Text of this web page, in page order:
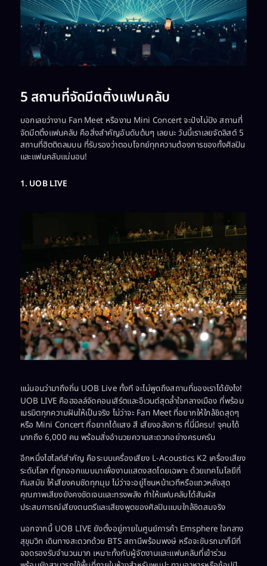
5 สถานที่จัดมีตติ้งแฟนคลับ
บอกเลยว่างาน Fan Meet หรืองาน Mini Concert จะปังไม่ปัง สถานที่
จัดมีตติ้งแฟนคลับ คือสิ่งสำคัญอันดับต้นๆ เลยนะ วันนี้เราเลยจัดลิสต์ 5
สถานที่ฮิตติดลมบน ที่รับรองว่าตอบโจทย์ทุกความต้องการของทั้งศิลปิน
และแฟนคลับแน่นอน!
1. UOB LIVE
แน่นอนว่ามาถึงถิ่น UOB Live ทั้งที จะไม่พูดถึงสถานที่ของเราได้ยังไง!
UOB LIVE คือฮอลล์จัดคอนเสิร์ตและอีเวนต์สุดล้ำใจกลางเมือง ที่พร้อม
เนรมิตทุกความฝันให้เป็นจริง ไม่ว่าจะ Fan Meet ที่อยากให้ใกล้ชิดสุดๆ
หรือ Mini Concert ที่อยากได้แสง สี เสียงอลังการ ที่นี่มีครบ! จุคนได้
มากถึง 6,000 คน พร้อมสิ่งอำนวยความสะดวกอย่างครบครัน
อีกหนึ่งไฮไลต์สำคัญ คือระบบเครื่องเสียง L-Acoustics K2 เครื่องเสียง
ระดับโลก ที่ถูกออกแบบมาเพื่องานแสดงสดโดยเฉพาะ ด้วยเทคโนโลยีที่
ทันสมัย ให้เสียงคมชัดทุกมุม ไม่ว่าจะอยู่โซนหน้าเวทีหรือแถวหลังสุด
คุณภาพเสียงยังคงชัดเจนและทรงพลัง ทำให้แฟนคลับได้สัมผัส
ประสบการณ์เสียงดนตรีและเสียงพูดของศิลปินแบบใกล้ชิดสมจริง
นอกจากนี้ UOB LIVE ยังตั้งอยู่ภายในศูนย์การค้า Emsphere ใจกลาง
สุขุมวิท เดินทางสะดวกด้วย BTS สถานีพร้อมพงษ์ หรือจะขับรถมาก็มีที่
จอดรองรับจำนวนมาก เหมาะทั้งกับผู้จัดงานและแฟนคลับที่เข้าร่วม